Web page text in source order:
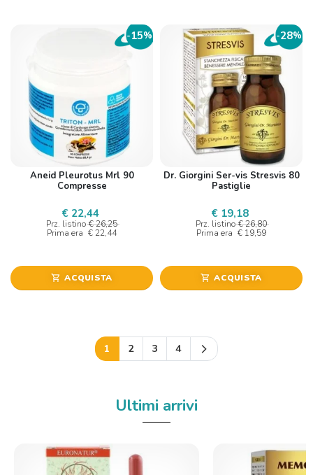
-15%
Aneid Pleurotus Mrl 90
Compresse
€ 22,44
Prz. listino € 26,25
Prima era € 22,44
shopping_cart ACQUISTA
-28%
Dr. Giorgini Ser-vis Stresvis 80
Pastiglie
€ 19,18
Prz. listino € 26,80
Prima era € 19,59
shopping_cart ACQUISTA
1 2 3 4 arrow_forward_ios Successivo
Ultimi arrivi